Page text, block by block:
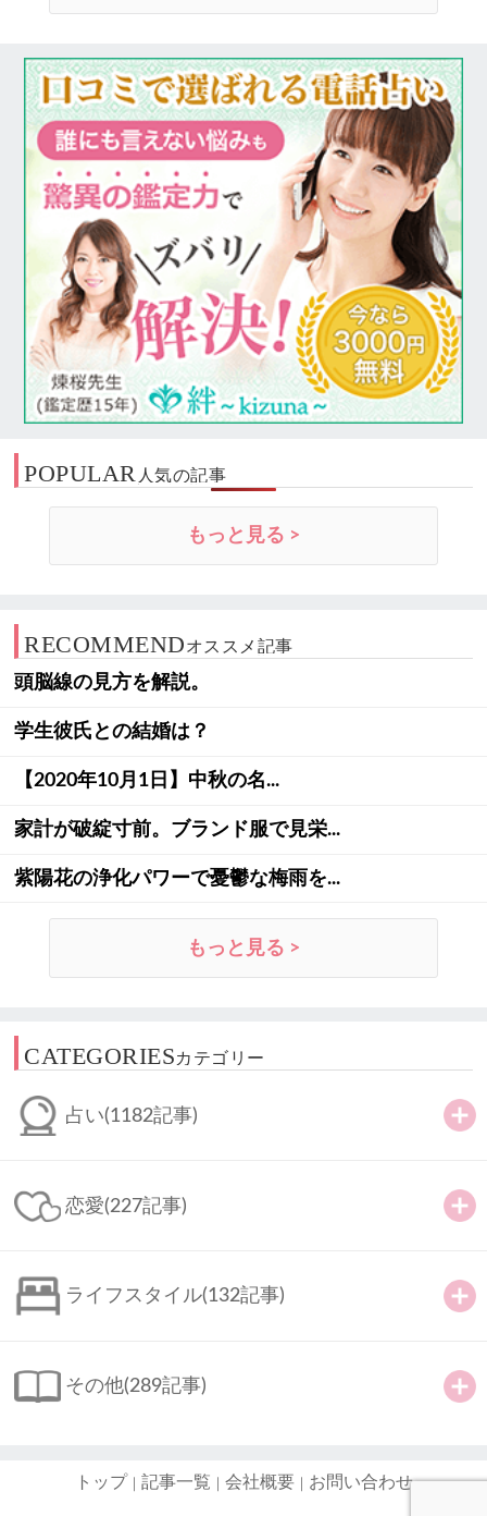
POPULAR 人気の記事
もっと見る >
RECOMMENDオススメ記事
頭脳線の見方を解説。
学生彼氏との結婚は？
【2020年10月1日】中秋の名...
家計が破綻寸前。ブランド服で見栄...
紫陽花の浄化パワーで憂鬱な梅雨を...
もっと見る >
CATEGORIESカテゴリー
占い(1182記事)
恋愛(227記事)
ライフスタイル(132記事)
その他(289記事)
トップ 記事一覧 会社概要 お問い合わせ